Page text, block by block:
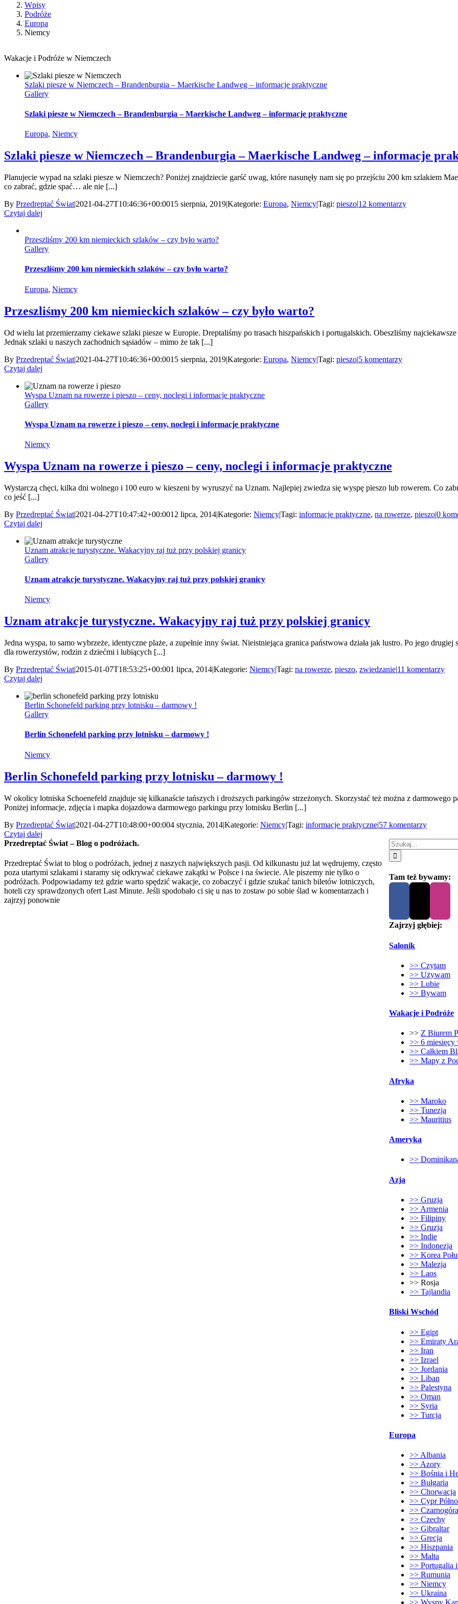
Wpisy
Podróże
Europa
Niemcy
Wakacje i Podróże w Niemczech
Szlaki piesze w Niemczech – Brandenburgia – Maerkische Landweg – informacje praktyczne
Gallery
Szlaki piesze w Niemczech – Brandenburgia – Maerkische Landweg – informacje praktyczne
Europa, Niemcy
Szlaki piesze w Niemczech – Brandenburgia – Maerkische Landweg – informacje
Planujecie wypad na szlaki piesze w Niemczech? Poniżej znajdziecie garść uwag, które nasunęły nam się po przejściu 200 km szlakiem
co zabrać, gdzie spać… ale nie [...]
By Przedreptać Świat|2021-04-27T10:46:36+00:0015 sierpnia, 2019|Kategorie: Europa, Niemcy|Tagi: pieszo|12 komentarzy
Czytaj dalej
Przeszliśmy 200 km niemieckich szlaków – czy było warto?
Gallery
Przeszliśmy 200 km niemieckich szlaków – czy było warto?
Europa, Niemcy
Przeszliśmy 200 km niemieckich szlaków – czy było warto?
Od wielu lat przemierzamy ciekawe szlaki piesze w Europie. Dreptaliśmy po trasach hiszpańskich i portugalskich. Obeszliśmy
Jednak szlaki u naszych zachodnich sąsiadów – mimo że tak [...]
By Przedreptać Świat|2021-04-27T10:46:36+00:0015 sierpnia, 2019|Kategorie: Europa, Niemcy|Tagi: pieszo|5 komentarzy
Czytaj dalej
Wyspa Uznam na rowerze i pieszo – ceny, noclegi i informacje praktyczne
Gallery
Wyspa Uznam na rowerze i pieszo – ceny, noclegi i informacje praktyczne
Niemcy
Wyspa Uznam na rowerze i pieszo – ceny, noclegi i informacje praktyczne
Wystarczą chęci, kilka dni wolnego i 100 euro w kieszeni by wyruszyć na Uznam. Najlepiej zwiedza się wyspę pieszo lub rowerem. Co
co jeść [...]
By Przedreptać Świat|2021-04-27T10:47:42+00:0012 lipca, 2014|Kategorie: Niemcy|Tagi: informacje praktyczne, na rowerze, pieszo|0
Czytaj dalej
Uznam atrakcje turystyczne. Wakacyjny raj tuż przy polskiej granicy
Gallery
Uznam atrakcje turystyczne. Wakacyjny raj tuż przy polskiej granicy
Niemcy
Uznam atrakcje turystyczne. Wakacyjny raj tuż przy polskiej granicy
Jedna wyspa, to samo wybrzeże, identyczne plaże, a zupełnie inny świat. Nieistniejąca granica państwowa działa jak lustro. Po jego
dla rowerzystów, rodzin z dziećmi i lubiących [...]
By Przedreptać Świat|2015-01-07T18:53:25+00:001 lipca, 2014|Kategorie: Niemcy|Tagi: na rowerze, pieszo, zwiedzanie|11 komentarzy
Czytaj dalej
Berlin Schonefeld parking przy lotnisku – darmowy !
Gallery
Berlin Schonefeld parking przy lotnisku – darmowy !
Niemcy
Berlin Schonefeld parking przy lotnisku – darmowy !
W okolicy lotniska Schoenefeld znajduje się kilkanaście tańszych i droższych parkingów strzeżonych. Skorzystać też można z darmowego
Poniżej informacje, zdjęcia i mapka dojazdowa darmowego parkingu przy lotnisku Berlin [...]
By Przedreptać Świat|2021-04-27T10:48:00+00:004 stycznia, 2014|Kategorie: Niemcy|Tagi: informacje praktyczne|57 komentarzy
Czytaj dalej
Szukaj
Tam też bywamy:
Zajrzyj głębiej:
Salonik
>> Czytam
>> Używam
>> Lubię
>> Bywam
Wakacje i Podróże
>> Z Biurem
>> 6 miesięcy
>> Całkiem
>> Mapy z
Afryka
>> Maroko
>> Tunezja
>> Mauritius
Ameryka
>>
Azja
>> Gruzja
>> Armenia
>> Filipiny
>> Gruzja
>> Indie
>> Indonezja
>> Korea
>> Malezja
>> Laos
>> Rosja
>> Tajlandia
Bliski Wschód
>> Egipt
>> Emiraty
>> Iran
>> Izrael
>> Jordania
>> Liban
>> Palestyna
>> Oman
>> Syria
>> Turcja
Europa
>> Albania
>> Azory
>> Bośnia i
>> Bułgaria
>> Chorwacja
>> Cypr
>> Czarnogóra
>> Czechy
>> Gibraltar
>> Grecja
>> Hiszpania
>> Malta
>> Portugalia
>> Rumunia
>> Niemcy
>> Ukraina
>> Wyspy
Przedreptać Świat – Blog o podróżach.
Przedreptać Świat to blog o podróżach, jednej z naszych największych pasji. Od kilkunastu już lat wędrujemy, często
poza utartymi szlakami i staramy się odkrywać ciekawe zakątki w Polsce i na świecie. Ale piszemy nie tylko o
podróżach. Podpowiadamy też gdzie warto spędzić wakacje, co zobaczyć i gdzie szukać tanich biletów lotniczych,
hoteli czy sprawdzonych ofert Last Minute. Jeśli spodobało ci się u nas to zostaw po sobie ślad w komentarzach i
zajrzyj ponownie